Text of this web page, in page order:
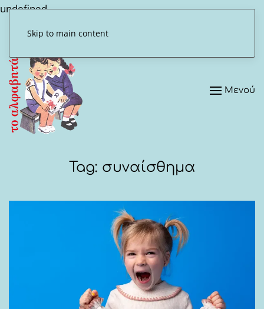
undefined
Skip to main content
Μενού
Tag: συναίσθημα